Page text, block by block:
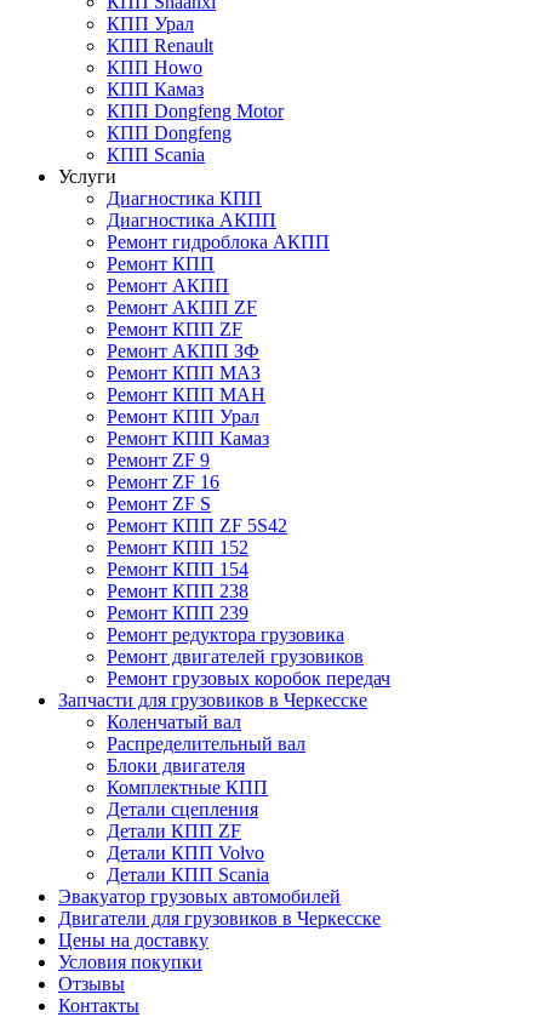
КПП Урал
КПП Renault
КПП Howo
КПП Камаз
КПП Dongfeng Motor
КПП Dongfeng
КПП Scania
Услуги
Диагностика КПП
Диагностика АКПП
Ремонт гидроблока АКПП
Ремонт КПП
Ремонт АКПП
Ремонт АКПП ZF
Ремонт КПП ZF
Ремонт АКПП ЗФ
Ремонт КПП МАЗ
Ремонт КПП МАН
Ремонт КПП Урал
Ремонт КПП Камаз
Ремонт ZF 9
Ремонт ZF 16
Ремонт ZF S
Ремонт КПП ZF 5S42
Ремонт КПП 152
Ремонт КПП 154
Ремонт КПП 238
Ремонт КПП 239
Ремонт редуктора грузовика
Ремонт двигателей грузовиков
Ремонт грузовых коробок передач
Запчасти для грузовиков в Черкесске
Коленчатый вал
Распределительный вал
Блоки двигателя
Комплектные КПП
Детали сцепления
Детали КПП ZF
Детали КПП Volvo
Детали КПП Scania
Эвакуатор грузовых автомобилей
Двигатели для грузовиков в Черкесске
Цены на доставку
Условия покупки
Отзывы
Контакты